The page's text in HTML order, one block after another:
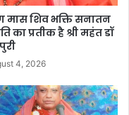
मास शिव भक्ति सनातन
का प्रतीक है श्री महंत डॉ
4, 2026